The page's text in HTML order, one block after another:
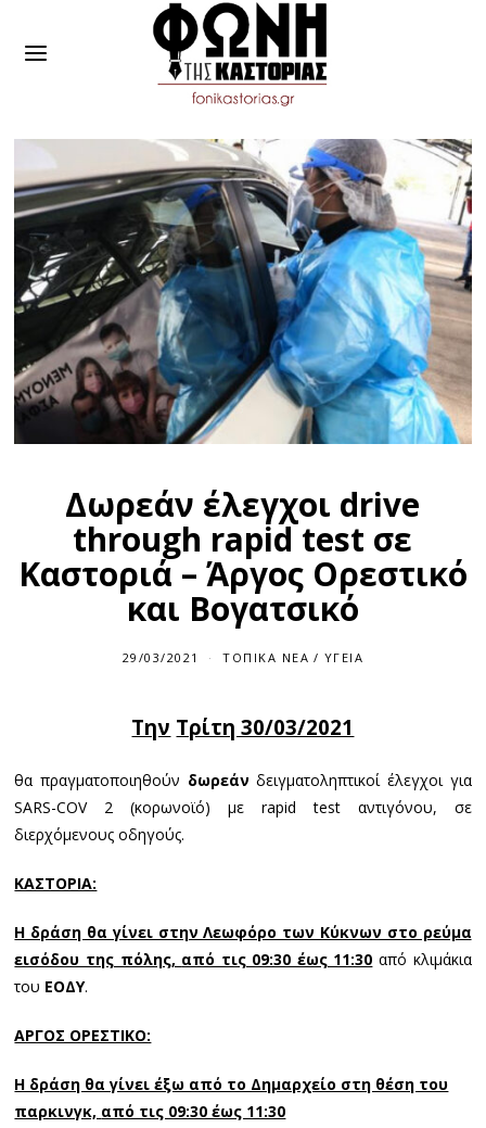
Δωρεάν έλεγχοι drive
through rapid test σε
Καστοριά – Άργος Ορεστικό
και Βογατσικό
29/03/2021 ΤΟΠΙΚΆ ΝΈΑ / ΥΓΕΊΑ
Την Τρίτη 30/03/2021
θα πραγματοποιηθούν δωρεάνδειγματοληπτικοί έλεγχοι για
SARS-COV 2 (κορωνοϊό) με rapid test αντιγόνου, σε
διερχόμενους οδηγούς.
ΚΑΣΤΟΡΙΑ:
Η δράση θα γίνει στην Λεωφόρο των Κύκνων στο ρεύμα
εισόδου της πόλης, από τις 09:30 έως 11:30 από κλιμάκια
του ΕΟΔΥ.
ΑΡΓΟΣ ΟΡΕΣΤΙΚΟ:
Η δράση θα γίνει έξω από το Δημαρχείο στη θέση του
παρκινγκ, από τις 09:30 έως 11:30